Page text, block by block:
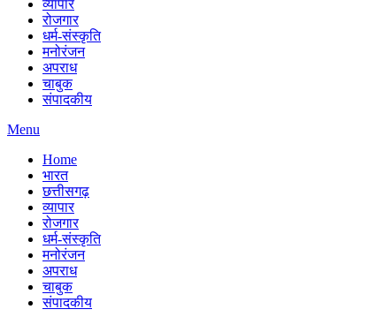
व्यापार
रोजगार
धर्म-संस्कृति
मनोरंजन
अपराध
चाबुक
संपादकीय
Menu
Home
भारत
छत्तीसगढ़
व्यापार
रोजगार
धर्म-संस्कृति
मनोरंजन
अपराध
चाबुक
संपादकीय